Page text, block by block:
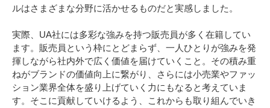
ルはさまざまな分野に活かせるものだと実感しました。
実際、UA社には多彩な強みを持つ販売員が多く在籍してい
ます。販売員という枠にとどまらず、一人ひとりが強みを発
揮しながら社内外で広く価値を届けていくこと。その積み重
ねがブランドの価値向上に繋がり、さらには小売業やファッ
ション業界全体を盛り上げていく力にもなると考えていま
す。そこに貢献していけるよう、これからも取り組んでいき